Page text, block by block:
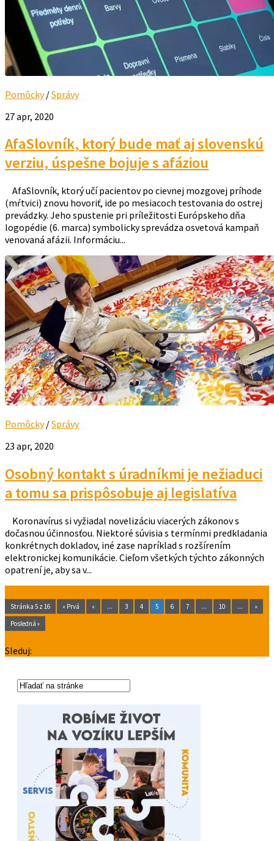
Pomôcky/Správy
27 apr, 2020
AfaSlovník, ktorý bude mať aj slovenskú
verziu, úspešne bojuje s afáziou
AfaSlovník, ktorý učí pacientov po cievnej mozgovej príhode
(mŕtvici) znovu hovoriť, ide po mesiacoch testovania do ostrej
prevádzky. Jeho spustenie pri príležitosti Európskeho dňa
logopédie (6. marca) symbolicky sprevádza osvetová kampaň
venovaná afázii. Informáciu...
Pomôcky/Správy
23 apr, 2020
Osobný kontakt s úradníkmi je nežiaduci
a tomu sa prispôsobuje aj legislatíva
Koronavírus si vyžiadal novelizáciu viacerých zákonov s
dočasnou účinnosťou. Niektoré súvisia s termínmi predkladania
konkrétnych dokladov, iné zase napríklad s rozšírením
elektronickej komunikácie. Cieľom všetkých týchto zákonných
opatrení je, aby sa v...
Stránka 5 z 16 « Prvá « ... 3 4 5 6 7 ... 10 ...
»
Posledná »
Sleduj: